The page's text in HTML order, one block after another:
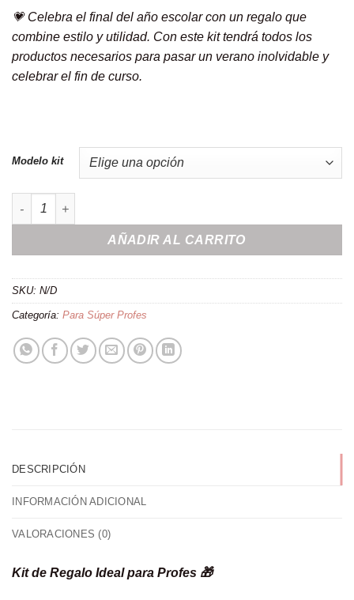
💗 Celebra el final del año escolar con un regalo que
combine estilo y utilidad. Con este kit tendrá todos los
productos necesarios para pasar un verano inolvidable y
celebrar el fin de curso.
Modelo kit
Kit de regalo Ideal para Profes cantidad
AÑADIR AL CARRITO
SKU: N/D
Categoría: Para Súper Profes
DESCRIPCIÓN
INFORMACIÓN ADICIONAL
VALORACIONES (0)
Kit de Regalo Ideal para Profes 🎁